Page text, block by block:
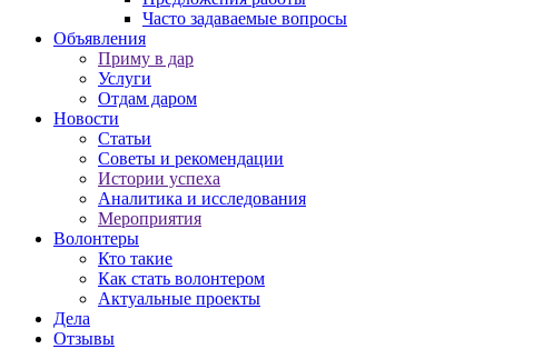
Часто задаваемые вопросы
Объявления
Приму в дар
Услуги
Отдам даром
Новости
Статьи
Советы и рекомендации
Истории успеха
Аналитика и исследования
Мероприятия
Волонтеры
Кто такие
Как стать волонтером
Актуальные проекты
Дела
Отзывы